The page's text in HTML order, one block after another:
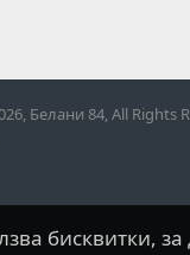
Белани 84, All Rights
бисквитки,